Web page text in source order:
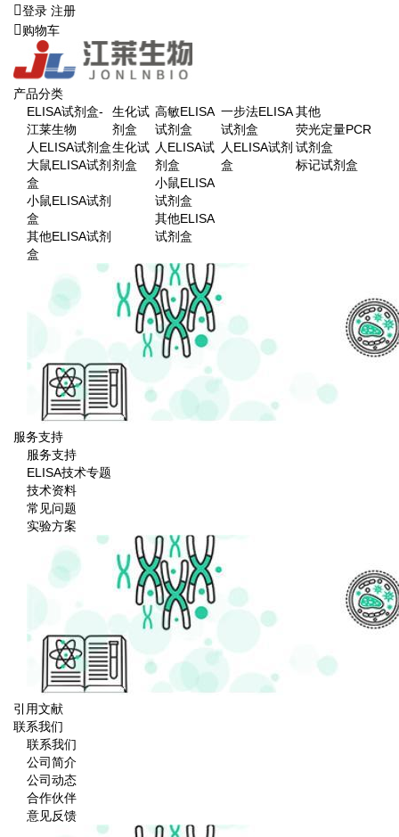
登录 注册
购物车
产品分类
ELISA试剂盒-
江莱生物
人ELISA试剂盒
大鼠ELISA试剂
盒
小鼠ELISA试剂
盒
其他ELISA试剂
盒
生化试
剂盒
生化试
剂盒
高敏ELISA
试剂盒
人ELISA试
剂盒
小鼠ELISA
试剂盒
其他ELISA
试剂盒
一步法ELISA
试剂盒
人ELISA试剂
盒
其他
荧光定量PCR
试剂盒
标记试剂盒
服务支持
服务支持
ELISA技术专题
技术资料
常见问题
实验方案
引用文献
联系我们
联系我们
公司简介
公司动态
合作伙伴
意见反馈